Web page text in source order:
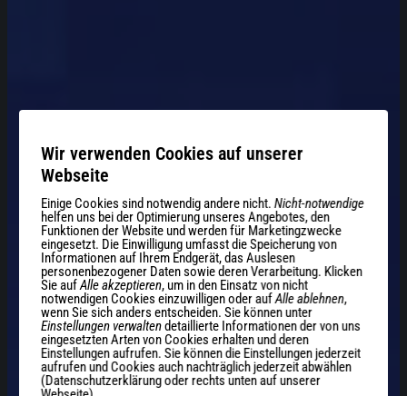
Elektronikentwicklung in
Perfektion
Von nano- bis kilo-Bereiche: Bei unseren
Elektronikentwicklungen bewegen wir uns sicher
in einem breiten Spektrum von Strömen und
Spannungen. Dabei sind wir Experten sowohl in
Wir verwenden Cookies auf unserer
Webseite
Einige Cookies sind notwendig andere nicht.Nicht-notwendige
helfen uns bei der Optimierung unseres Angebotes, den
Funktionen der Website und werden für Marketingzwecke
eingesetzt. Die Einwilligung umfasst die Speicherung von
Informationen auf Ihrem Endgerät, das Auslesen
personenbezogener Daten sowie deren Verarbeitung. Klicken
Sie aufAlle akzeptieren, um in den Einsatz von nicht
notwendigen Cookies einzuwilligen oder aufAlle ablehnen,
wenn Sie sich anders entscheiden. Sie können unter
Einstellungen verwaltendetaillierte Informationen der von uns
eingesetzten Arten von Cookies erhalten und deren
Einstellungen aufrufen. Sie können die Einstellungen jederzeit
aufrufen und Cookies auch nachträglich jederzeit abwählen
(Datenschutzerklärung oder rechts unten auf unserer